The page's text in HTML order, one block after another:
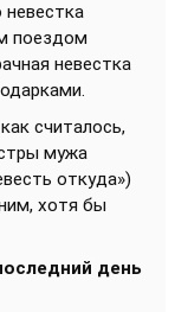
поездом
невестка
считалось,
мужа
откуда»)
хотя бы
день